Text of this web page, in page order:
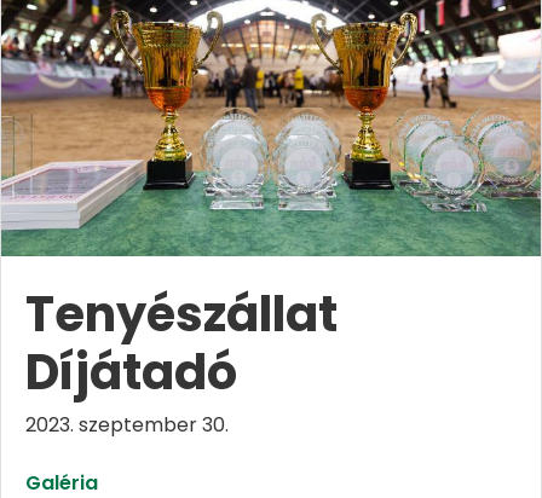
Tenyészállat
Díjátadó
2023. szeptember 30.
Galéria